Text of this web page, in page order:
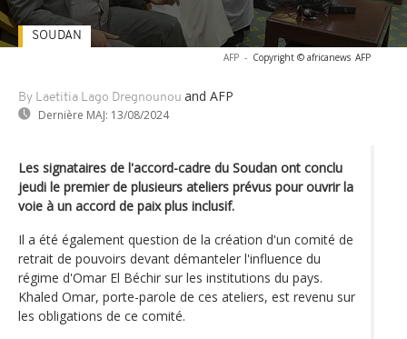
AFP - Copyright © africanews AFP
By Laetitia Lago Dregnounou and AFP
Dernière MAJ: 13/08/2024
SOUDAN
Les signataires de l'accord-cadre du Soudan ont conclu
jeudi le premier de plusieurs ateliers prévus pour ouvrir la
voie à un accord de paix plus inclusif.
Il a été également question de la création d'un comité de
retrait de pouvoirs devant démanteler l'influence du
régime d'Omar El Béchir sur les institutions du pays.
Khaled Omar, porte-parole de ces ateliers, est revenu sur
les obligations de ce comité.